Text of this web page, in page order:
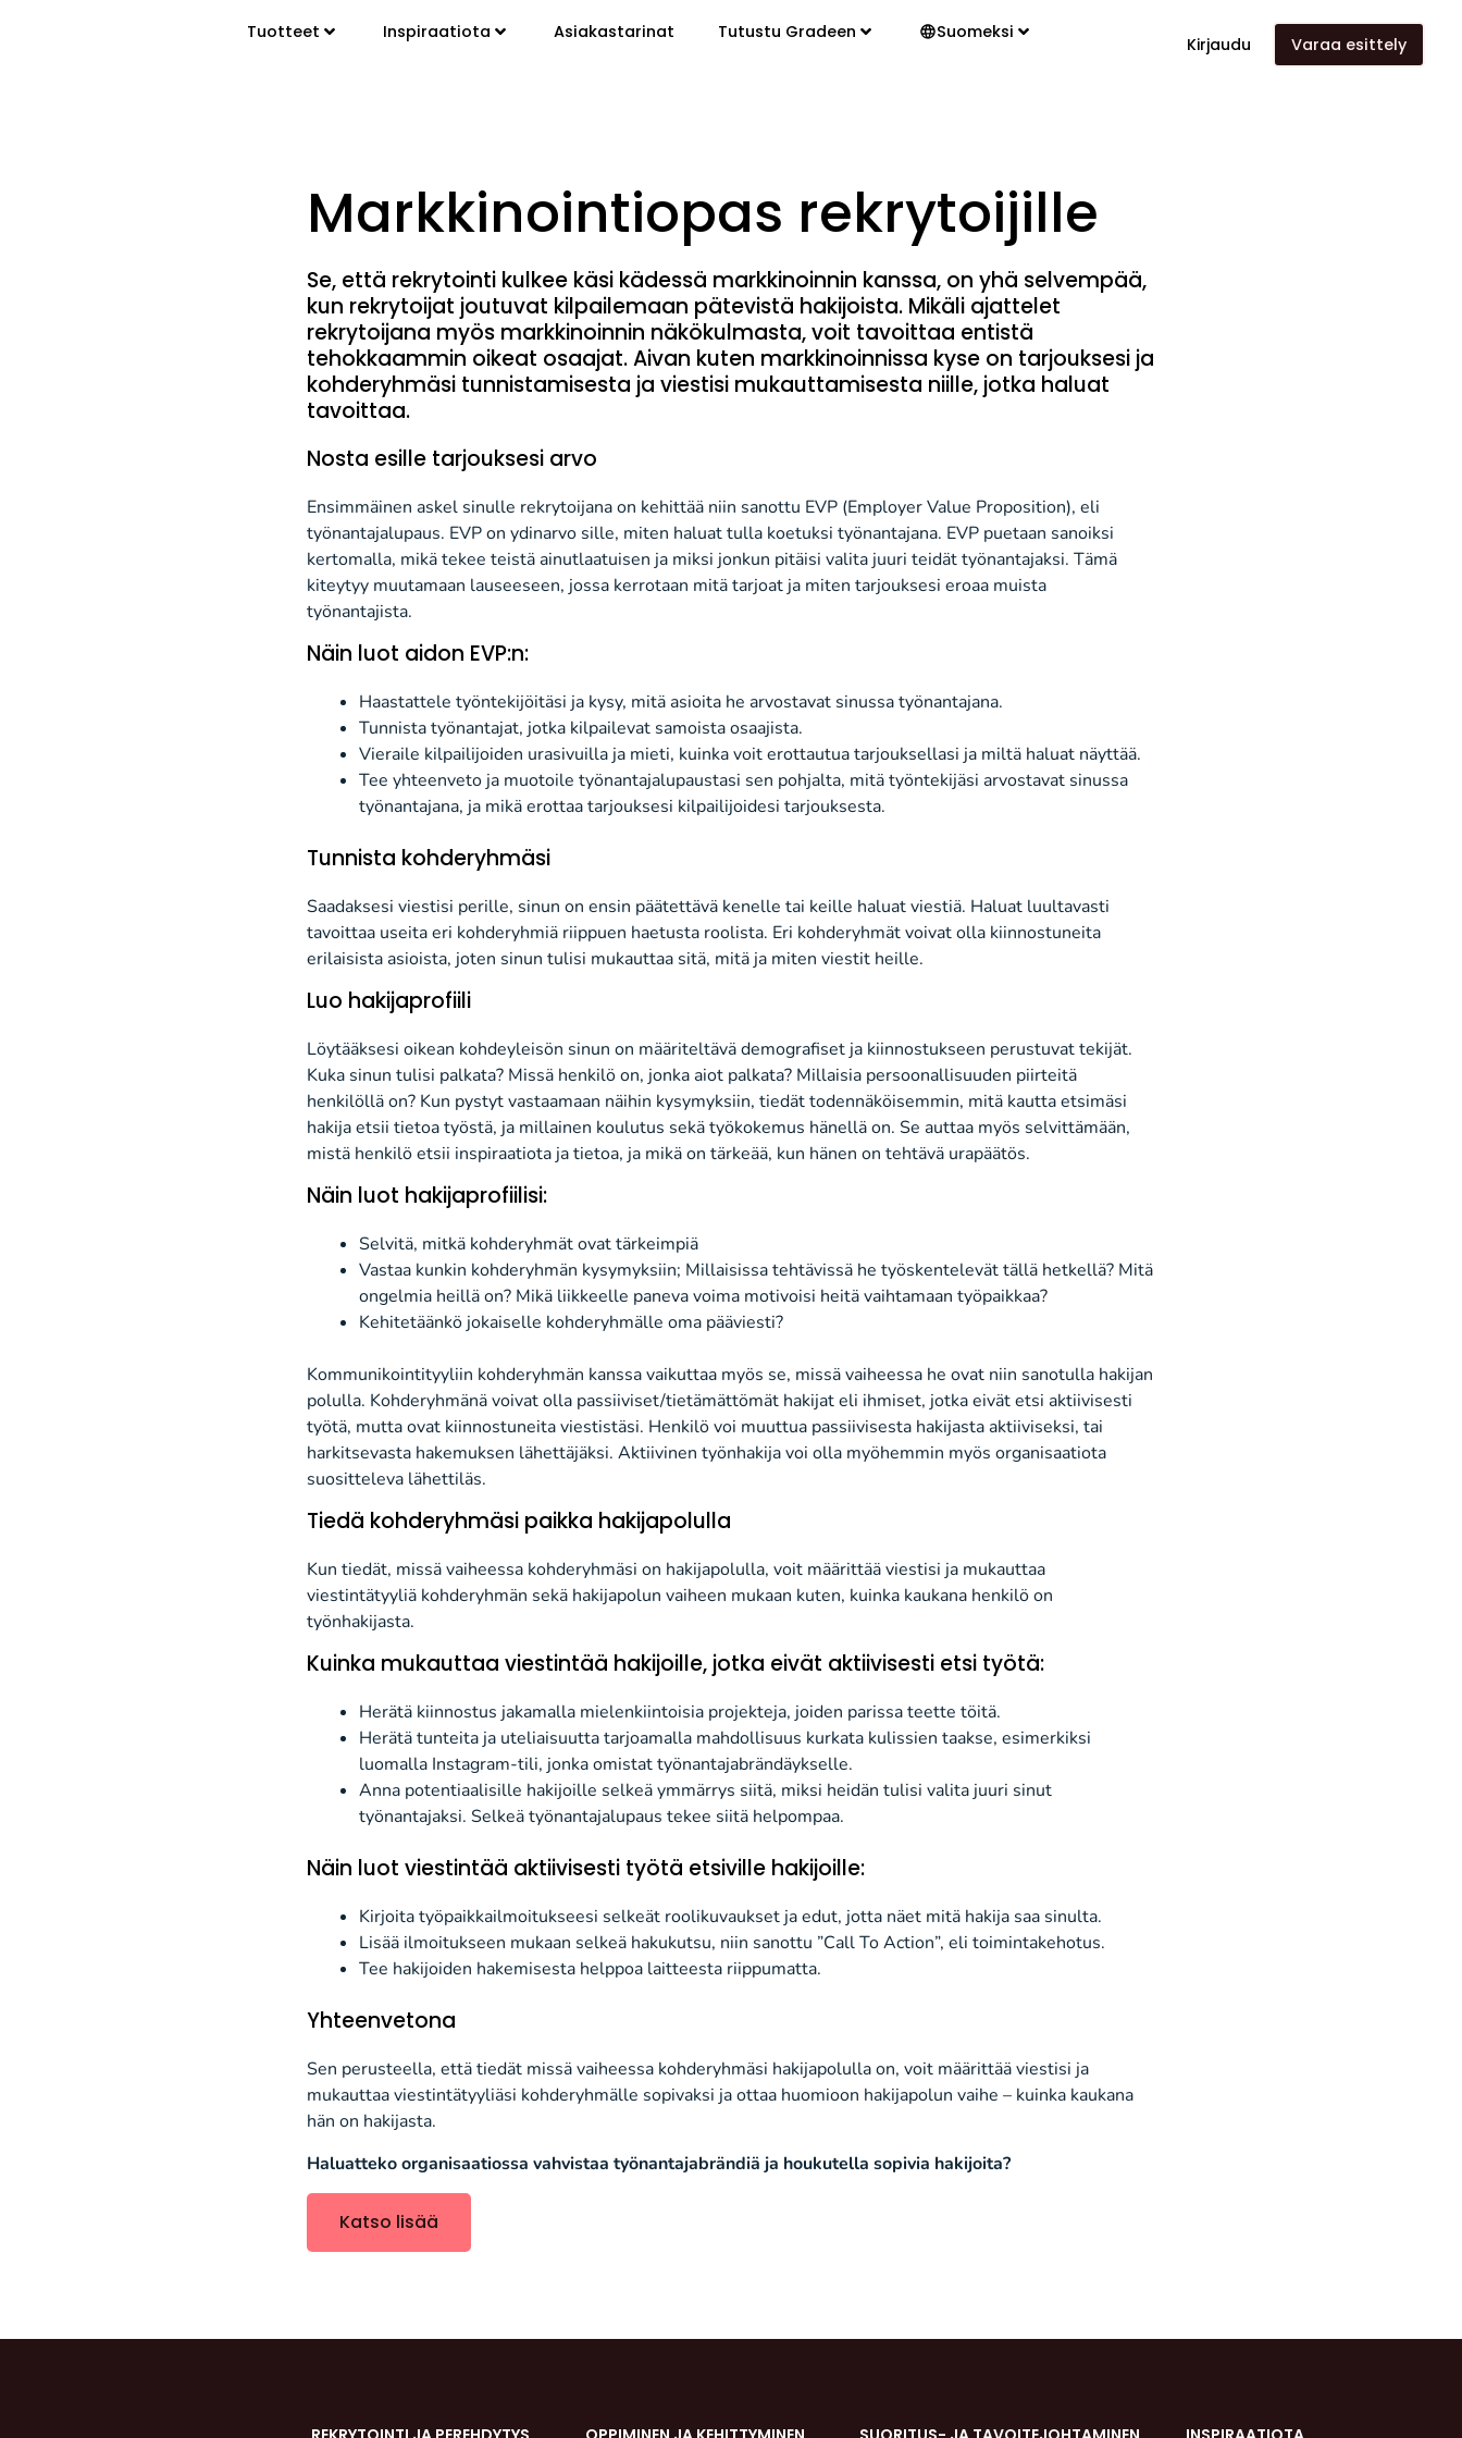
Tuotteet Inspiraatiota Asiakastarinat Tutustu Gradeen Suomeksi
Kirjaudu Varaa esittely
Markkinointiopas rekrytoijille
Se, että rekrytointi kulkee käsi kädessä markkinoinnin kanssa, on yhä selvempää,
kun rekrytoijat joutuvat kilpailemaan pätevistä hakijoista. Mikäli ajattelet
rekrytoijana myös markkinoinnin näkökulmasta, voit tavoittaa entistä
tehokkaammin oikeat osaajat. Aivan kuten markkinoinnissa kyse on tarjouksesi ja
kohderyhmäsi tunnistamisesta ja viestisi mukauttamisesta niille, jotka haluat
tavoittaa.
Nosta esille tarjouksesi arvo
Ensimmäinen askel sinulle rekrytoijana on kehittää niin sanottu EVP (EmployerValue Proposition), eli
työnantajalupaus. EVP on ydinarvo sille, miten haluat tulla koetuksi työnantajana. EVP puetaan sanoiksi
kertomalla, mikä tekee teistä ainutlaatuisen ja miksi jonkun pitäisi valita juuri teidättyönantajaksi. Tämä
kiteytyy muutamaan lauseeseen, jossa kerrotaan mitä tarjoat ja miten tarjouksesi eroaa muista
työnantajista.
Näin luot aidon EVP:n:
Haastattele työntekijöitäsi ja kysy, mitä asioita he arvostavat sinussa työnantajana.
Tunnista työnantajat, jotka kilpailevat samoista osaajista.
Vieraile kilpailijoiden urasivuilla ja mieti, kuinka voit erottautuatarjouksellasi ja miltä haluat näyttää.
Tee yhteenveto ja muotoile työnantajalupaustasi sen pohjalta, mitä työntekijäsi arvostavat sinussa
työnantajana, ja mikä erottaa tarjouksesi kilpailijoidesi tarjouksesta.
Tunnista kohderyhmäsi
Saadaksesi viestisi perille, sinun on ensin päätettävä kenelle tai keille haluat viestiä. Haluat luultavasti
tavoittaa useitaeri kohderyhmiä riippuen haetusta roolista. Eri kohderyhmät voivat olla kiinnostuneita
erilaisista asioista, joten sinun tulisi mukauttaa sitä, mitä ja miten viestit heille.
Luo hakijaprofiili
Löytääksesi oikean kohdeyleisön sinun on määriteltävä demografiset ja kiinnostukseen perustuvat tekijät.
Kuka sinun tulisi palkata? Missä henkilöon, jonka aiot palkata? Millaisia persoonallisuuden piirteitä
henkilölläon? Kun pystyt vastaamaan näihin kysymyksiin, tiedät todennäköisemmin, mitä kauttaetsimäsi
hakija etsii tietoa työstä, ja millainen koulutus sekätyökokemus hänelläon. Se auttaa myös selvittämään,
mistä henkilöetsii inspiraatiota ja tietoa, ja mikäon tärkeää, kun hänen on tehtävä urapäätös.
Näin luot hakijaprofiilisi:
Selvitä, mitkä kohderyhmät ovattärkeimpiä
Vastaa kunkin kohderyhmän kysymyksiin; Millaisissa tehtävissä he työskentelevät tällä hetkellä? Mitä
ongelmia heillä on? Mikä liikkeelle paneva voima motivoisi heitä vaihtamaan työpaikkaa?
Kehitetäänkö jokaiselle kohderyhmälle oma pääviesti?
Kommunikointityyliin kohderyhmän kanssa vaikuttaa myös se, missä vaiheessa he ovat niin sanotulla hakijan
polulla. Kohderyhmänä voivat olla passiiviset/tietämättömät hakijat eli ihmiset, jotka eivät etsi aktiivisesti
työtä, mutta ovat kiinnostuneita viestistäsi. Henkilövoi muuttua passiivisesta hakijasta aktiiviseksi, tai
harkitsevasta hakemuksen lähettäjäksi. Aktiivinen työnhakija voi olla myöhemmin myös organisaatiota
suositteleva lähettiläs.
Tiedä kohderyhmäsi paikka hakijapolulla
Kun tiedät, missävaiheessa kohderyhmäsi on hakijapolulla, voit määrittää viestisi ja mukauttaa
viestintätyyliä kohderyhmän sekä hakijapolun vaiheen mukaan kuten, kuinka kaukana henkilö on
työnhakijasta.
Kuinka mukauttaa viestintää hakijoille, jotka eivät aktiivisesti etsi työtä:
Herätä kiinnostus jakamalla mielenkiintoisia projekteja, joiden parissateette töitä.
Herätä tunteita ja uteliaisuutta tarjoamalla mahdollisuus kurkata kulissien taakse, esimerkiksi
luomalla Instagram-tili, jonka omistat työnantajabrändäykselle.
Anna potentiaalisille hakijoille selkeä ymmärrys siitä, miksi heidän tulisi valita juuri sinut
työnantajaksi. Selkeätyönantajalupaus tekee siitä helpompaa.
Näin luot viestintää aktiivisesti työtä etsiville hakijoille:
Kirjoita työpaikkailmoitukseesi selkeät roolikuvaukset jaedut, jotta näet mitä hakija saa sinulta.
Lisää ilmoitukseen mukaan selkeä hakukutsu, niin sanottu ”Call To Action”, eli toimintakehotus.
Tee hakijoiden hakemisesta helppoa laitteesta riippumatta.
Yhteenvetona
Sen perusteella, että tiedät missävaiheessa kohderyhmäsi hakijapolullaon, voit määrittää viestisi ja
mukauttaaviestintätyyliäsi kohderyhmälle sopivaksi ja ottaa huomioon hakijapolun vaihe – kuinka kaukana
hän on hakijasta.
Haluattekoorganisaatiossa vahvistaa työnantajabrändiä ja houkutella sopivia hakijoita?
Katso lisää